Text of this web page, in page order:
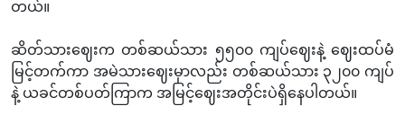
တယ်။
ဆိတ်သားဈေးက တစ်ဆယ်သား ၅၅၀၀ ကျပ်ဈေးနဲ့ ဈေးထပ်မံ
မြင့်တက်ကာ အမဲသားဈေးမှာလည်း တစ်ဆယ်သား ၃၂၀၀ ကျပ်
နဲ့ ယခင်တစ်ပတ်ကြာက အမြင့်ဈေးအတိုင်းပဲရှိနေပါတယ်။